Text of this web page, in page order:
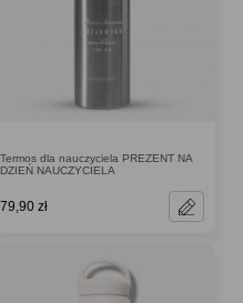
Termos dla nauczyciela PREZENT NA
DZIEŃ NAUCZYCIELA
79,90 zł